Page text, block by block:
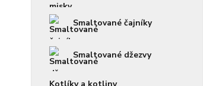
Smaltované čajníky
Smaltované džezvy